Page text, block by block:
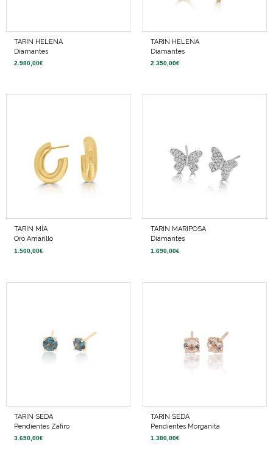
TARIN HELENA
Diamantes
2.980,00€
TARIN HELENA
Diamantes
2.350,00€
TARIN MÍA
Oro Amarillo
1.500,00€
TARIN MARIPOSA
Diamantes
1.690,00€
TARIN SEDA
Pendientes Zafiro
3.650,00€
TARIN SEDA
Pendientes Morganita
1.380,00€